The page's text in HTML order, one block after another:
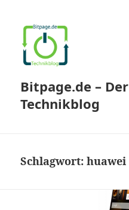
Bitpage.de – Der
Technikblog
Schlagwort:huawei